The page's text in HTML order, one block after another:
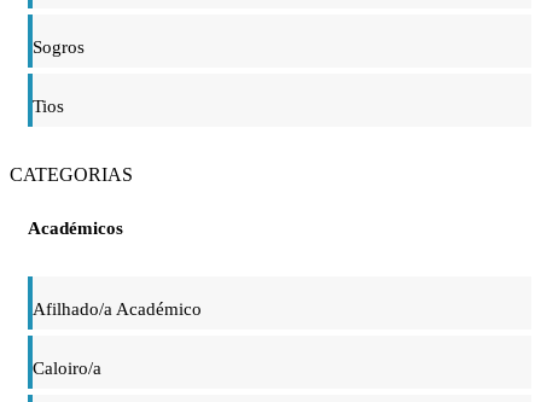
Sogros
Tios
CATEGORIAS
Académicos
Afilhado/a Académico
Caloiro/a